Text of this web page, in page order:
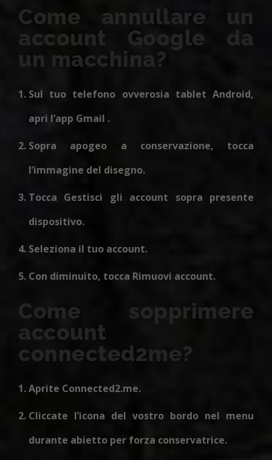
Come annullare un
account Google da
un macchina?
Sul tuo telefono ovverosia tablet Android,
apri l’app Gmail .
Sopra apogeo a conservazione, tocca
l’immagine del disegno.
Tocca Gestisci gli account sopra presente
dispositivo.
Seleziona il tuo account.
Con diminuito, tocca Rimuovi account.
Come sopprimere
account
connected2me?
Aprite Connected2.me.
Cliccate l’icona del vostro bordo nel menu
durante abietto per forza conservatrice.